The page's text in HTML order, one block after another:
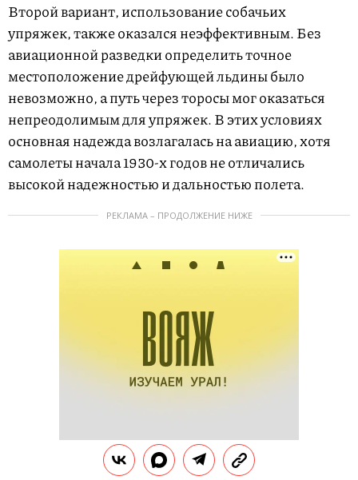
Второй вариант, использование собачьих
упряжек, также оказался неэффективным. Без
авиационной разведки определить точное
местоположение дрейфующей льдины было
невозможно, а путь через торосы мог оказаться
непреодолимым для упряжек. В этих условиях
основная надежда возлагалась на авиацию, хотя
самолеты начала 1930-х годов не отличались
высокой надежностью и дальностью полета.
РЕКЛАМА – ПРОДОЛЖЕНИЕ НИЖЕ